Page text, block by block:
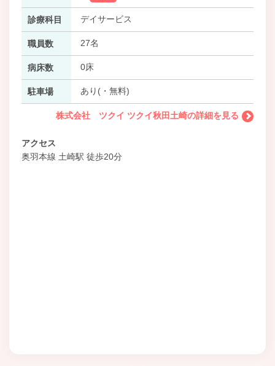
診療科目 デイサービス
職員数 27名
病床数 0床
駐車場 あり(・無料)
株式会社 ツクイ ツクイ秋田土崎の詳細を見る
アクセス
奥羽本線 土崎駅 徒歩20分